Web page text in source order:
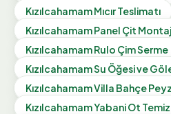
KızılcahamamMıcır Teslimatı
KızılcahamamPanel Çit
KızılcahamamRulo Çim Serme
KızılcahamamSu Öğesi ve
KızılcahamamVilla Bahçe
KızılcahamamYabani Ot